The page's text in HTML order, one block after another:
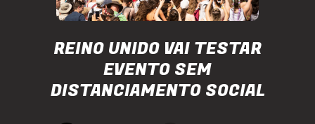
REINO UNIDO VAI TESTAR
EVENTO SEM
DISTANCIAMENTO SOCIAL